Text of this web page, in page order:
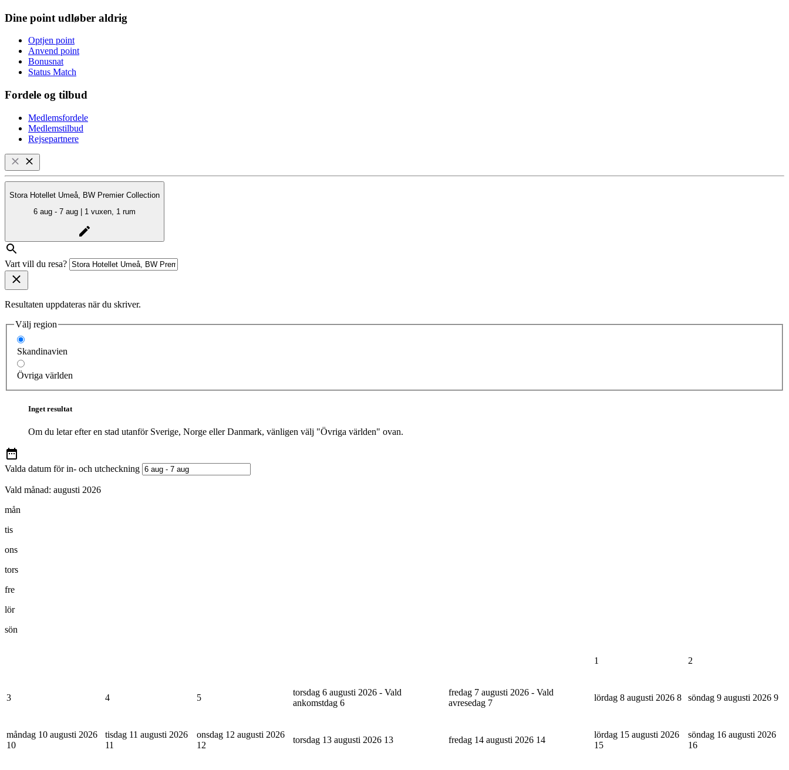
Dine point udløber aldrig
Optjen point
Anvend point
Bonusnat
Status Match
Fordele og tilbud
Medlemsfordele
Medlemstilbud
Rejsepartnere
Stora Hotellet Umeå, BW Premier Collection
6 aug - 7 aug | 1 vuxen, 1 rum
Vart vill du resa?
Resultaten uppdateras när du skriver.
Välj region
Skandinavien
Övriga världen
Inget resultat
Om du letar efter en stad utanför Sverige, Norge eller Danmark, vänligen välj "Övriga världen" ovan.
Valda datum för in- och utcheckning
Vald månad: augusti 2026
mån
tis
ons
tors
fre
lör
sön
1 2
3 4 5
torsdag 6 augusti 2026 - Vald
ankomstdag 6
fredag 7 augusti 2026 - Vald
avresedag 7
lördag 8 augusti 2026 8 söndag 9 augusti 2026 9
måndag 10 augusti 2026
10
tisdag 11 augusti 2026
11
onsdag 12 augusti 2026
12
torsdag 13 augusti 2026 13 fredag 14 augusti 2026 14
lördag 15 augusti 2026
15
söndag 16 augusti 2026
16